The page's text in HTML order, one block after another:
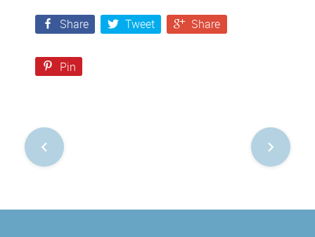
Share Tweet Share
Pin
Nawigacja
postach